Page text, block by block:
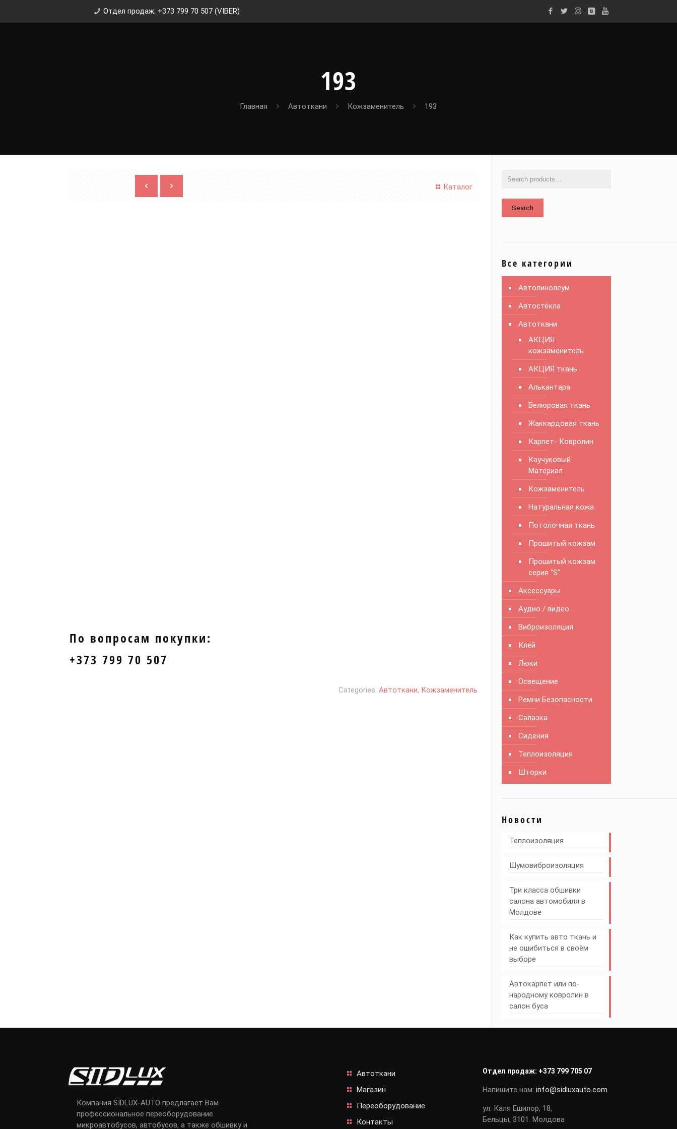
Отдел продаж: +373 799 70 507 (VIBER)
193
Главная Автоткани Кожзаменитель 193
Каталог
По вопросам покупки:
+373 799 70 507
Categories:Автоткани, Кожзаменитель
Search
Все категории
Автолинолеум
Автостёкла
Автоткани
АКЦИЯ
кожзаменитель
АКЦИЯ ткань
Алькантара
Велюровая ткань
Жаккардовая ткань
Карпет- Ковролин
Каучуковый
Материал
Кожзаменитель
Натуральная кожа
Потолочная ткань
Прошитый кожзам
Прошитый кожзам
серия "S"
Аксессуары
Аудио / видео
Виброизоляция
Клей
Люки
Освещение
Ремни Безопасности
Салазка
Сидения
Теплоизоляция
Шторки
Новости
Теплоизоляция
Шумовиброизоляция
Три класса обшивки
салона автомобиля в
Молдове
Как купить авто ткань и
не ошибиться в своём
выборе
Автокарпет или по-
народному ковролин в
салон буса
Компания SIDLUX-AUTO предлагает Вам
профессиональное переоборудование
микроавтобусов, автобусов, а также обшивку и
Автоткани
Магазин
Переоборудование
Контакты
Отдел продаж: +373 799 705 07
Напишите нам:info@sidluxauto.com
ул. Каля Ешилор, 18,
Бельцы, 3101. Молдова